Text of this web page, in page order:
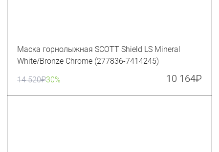
Маска горнолыжная SCOTT Shield LS Mineral
White/Bronze Chrome (277836-7414245)
14 520₽30% 10 164₽